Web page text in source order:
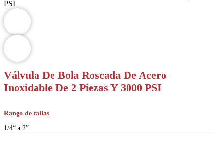
Válvula De Bola Roscada De Acero
Inoxidable De 2 Piezas Y 3000 PSI
Rango de tallas
1/4“ a 2”